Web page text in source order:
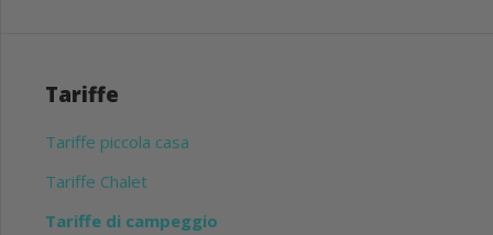
Tariffe
Tariffe piccola casa
Tariffe Chalet
Tariffe di campeggio